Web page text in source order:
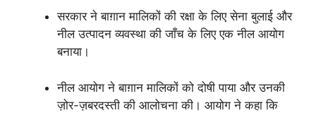
सरकार ने बाग़ान मालिकों की रक्षा के लिए सेना बुलाई और
नील उत्पादन व्यवस्था की जाँच के लिए एक नील आयोग
बनाया।
नील आयोग ने बाग़ान मालिकों को दोषी पाया और उनकी
ज़ोर-ज़बरदस्ती की आलोचना की। आयोग ने कहा कि